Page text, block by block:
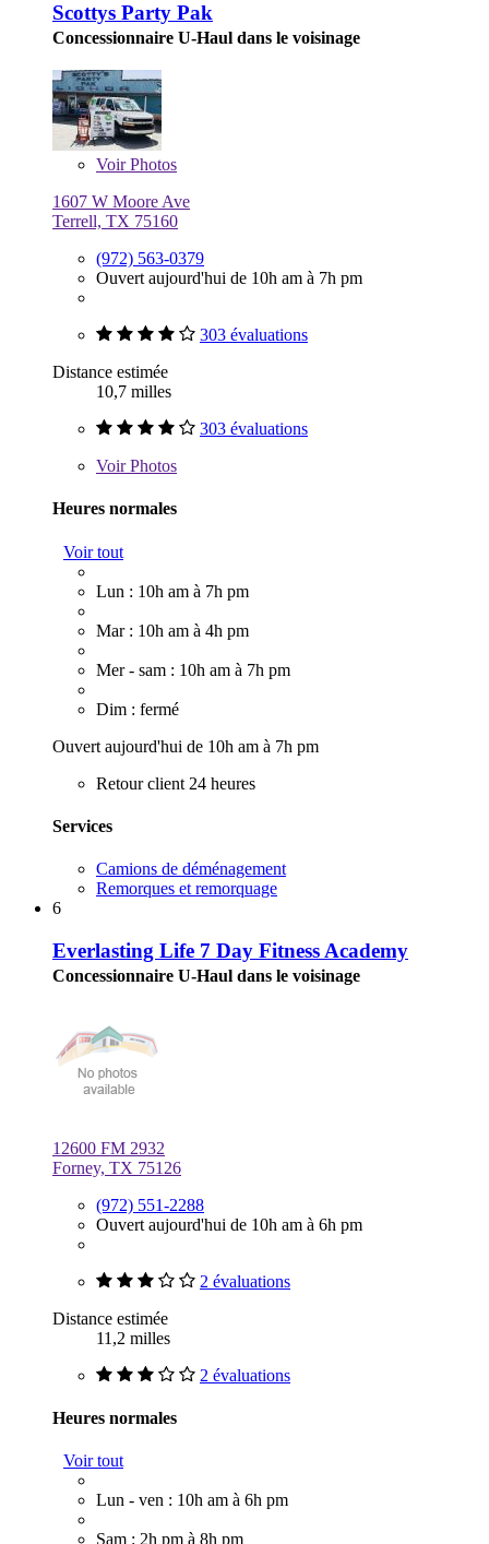
Scottys Party Pak
Concessionnaire U-Haul dans le voisinage
VoirPhotos
1607 W Moore Ave
Terrell, TX 75160
(972) 563-0379
Ouvert aujourd'hui de 10h am à 7h pm
303 évaluations
Distance estimée
10,7 milles
303 évaluations
VoirPhotos
Heures normales
Voir tout
Lun : 10h am à 7h pm
Mar : 10h am à 4h pm
Mer - sam : 10h am à 7h pm
Dim : fermé
Ouvert aujourd'hui de 10h am à 7h pm
Retour client 24 heures
Services
Camions de déménagement
Remorques et remorquage
6
Everlasting Life 7 Day Fitness Academy
Concessionnaire U-Haul dans le voisinage
12600 FM 2932
Forney, TX 75126
(972) 551-2288
Ouvert aujourd'hui de 10h am à 6h pm
2 évaluations
Distance estimée
11,2 milles
2 évaluations
Heures normales
Voir tout
Lun - ven : 10h am à 6h pm
Sam : 2h pm à 8h pm